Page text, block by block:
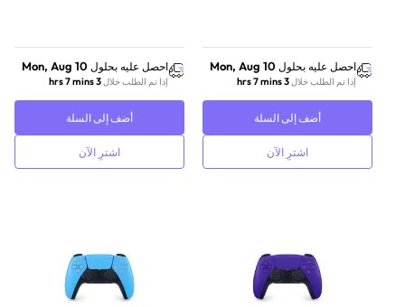
احصل عليه بحلول Mon, Aug 10
إذا تم الطلب خلال3 hrs 7 mins
أضف إلى السلة
اشترِ الآن
احصل عليه بحلول Mon, Aug 10
إذا تم الطلب خلال3 hrs 7 mins
أضف إلى السلة
اشترِ الآن